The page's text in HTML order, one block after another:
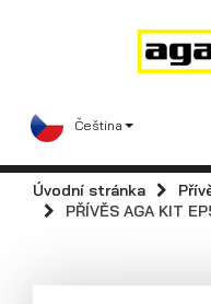
Čeština
Novinky a
Prodejci
Kontakt
Videa
Náhradní
Úvodní stránka
PŘÍVĚS AGA KIT